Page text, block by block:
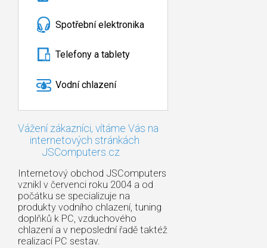
Spotřební elektronika
Telefony a tablety
Vodní chlazení
Vážení zákazníci, vítáme Vás na
internetových stránkách
JSComputers.cz
Internetový obchod JSComputers
vznikl v červenci roku 2004 a od
počátku se specializuje na
produkty vodního chlazení, tuning
doplňků k PC, vzduchového
chlazení a v neposlední řadě taktéž
realizací PC sestav.